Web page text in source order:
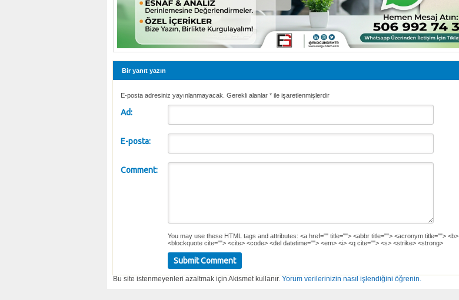
Bir yanıt yazın
E-posta adresiniz yayınlanmayacak. Gerekli alanlar * ile işaretlenmişlerdir
Ad:
E-posta:
Comment:
You may use these HTML tags and attributes: <a href="" title=""> <abbr title=""> <acronym title=""> <b>
<blockquote cite=""> <cite> <code> <del datetime=""> <em> <i> <q cite=""> <s> <strike> <strong>
Bu site istenmeyenleri azaltmak için Akismet kullanır. Yorum verilerinizin nasıl işlendiğini öğrenin.